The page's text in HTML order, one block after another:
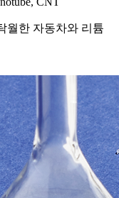
월한 자동차와 리튬